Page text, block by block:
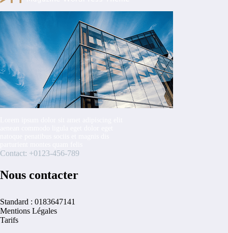
Contact: +0123-456-789
Nous contacter
Standard : 0183647141
Mentions Légales
Tarifs